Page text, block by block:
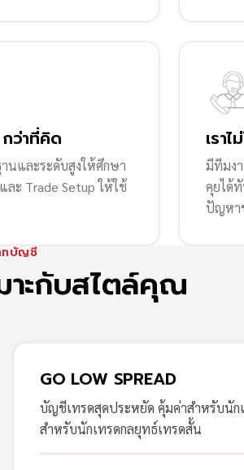
กว่าที่คิด
นและระดับสูงให้ศึกษา
ะ Trade Setup ให้ใช้
เรา
มีทีมง
คุยได้
ปัญหา
ทบัญชี
าะกับสไตล์คุณ
GO LOW SPREAD
บัญชีเทรดสุดประหยัด คุ้มค่าสำหรับนั
สำหรับนักเทรดกลยุทธ์เทรดสั้น